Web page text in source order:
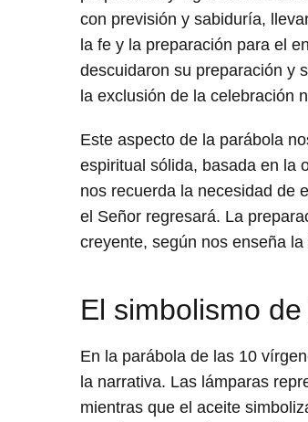
con previsión y sabiduría,
la fe y la preparación para el
descuidaron su preparación y
la exclusión de la celebración
Este aspecto de la parábola
espiritual sólida, basada en la
nos recuerda la necesidad de
el Señor regresará. La
creyente, según nos enseña
El simbolismo
En la parábola de las 10
la narrativa. Las lámparas
mientras que el aceite